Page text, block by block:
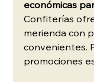
económicas
Confiterías
merienda con
convenientes.
promociones